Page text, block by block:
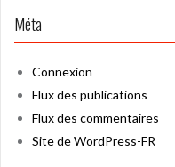
Méta
Connexion
Flux des publications
Flux des commentaires
Site de WordPress-FR